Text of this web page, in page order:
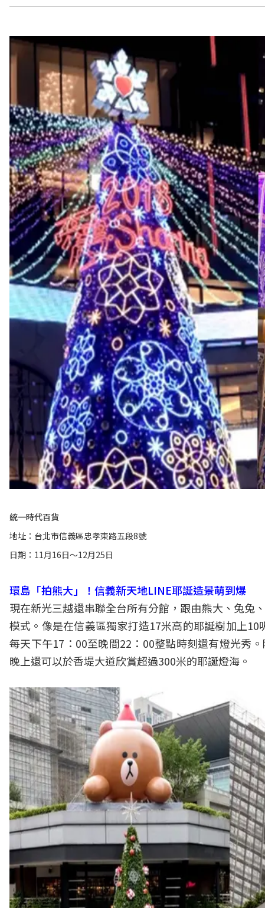
統一時代百貨
地址：台北市信義區忠孝東路五段8號
日期：11月16日～12月25日
環島「拍熊大」！信義新天地LINE耶誕造景萌到爆
現在新光三越還串聯全台所有分館，跟由熊大、兔兔
模式。像是在信義區獨家打造17米高的耶誕樹加上
每天下午17：00至晚間22：00整點時刻還有燈光秀
晚上還可以於香堤大道欣賞超過300米的耶誕燈海。